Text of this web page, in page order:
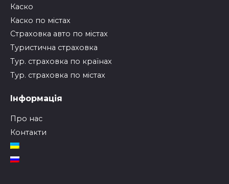
Каско
Каско по містах
Страховка авто по містах
Туристична страховка
Тур. страховка по країнах
Тур. страховка по містах
Інформація
Про нас
Контакти